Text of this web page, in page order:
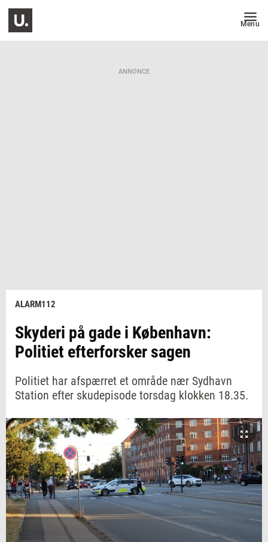
Menu
ANNONCE
ALARM112
Skyderi på gade i København:
Politiet efterforsker sagen
Politiet har afspærret et område nær Sydhavn
Station efter skudepisode torsdag klokken 18.35.